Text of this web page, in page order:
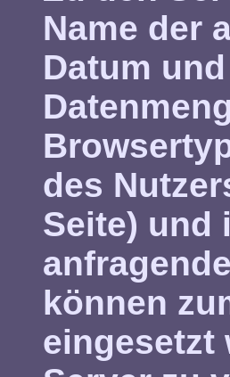
Name der
Datum
des
Seite) und
können
eingesetzt